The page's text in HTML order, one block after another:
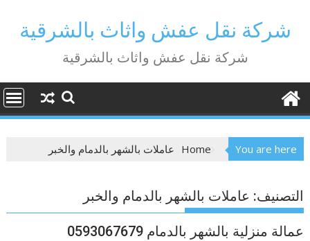
contentشركة نقل عفش واثاث بالشرقية
شركة نقل عفش واثاث بالشرقية
You are here
Home عاملات بالشهر بالدمام والخبر
التصنيف: عاملات بالشهر بالدمام والخبر
عمالة منزلية بالشهر بالدمام 0593067679